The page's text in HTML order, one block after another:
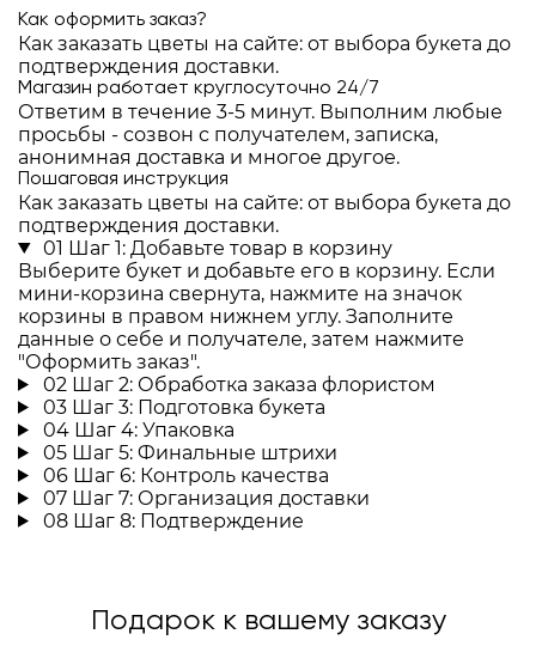
Как оформить заказ?
Как заказать цветы на сайте: от выбора букета до
подтверждения доставки.
Магазин работает круглосуточно 24/7
Ответим в течение 3-5 минут. Выполним любые
просьбы - созвон с получателем, записка,
анонимная доставка и многое другое.
Пошаговая инструкция
Как заказать цветы на сайте: от выбора букета до
подтверждения доставки.
01 Шаг 1: Добавьте товар в корзину
Выберите букет и добавьте его в корзину. Если
мини-корзина свернута, нажмите на значок
корзины в правом нижнем углу. Заполните
данные о себе и получателе, затем нажмите
"Оформить заказ".
02 Шаг 2: Обработка заказа флористом
03 Шаг 3: Подготовка букета
04 Шаг 4: Упаковка
05 Шаг 5: Финальные штрихи
06 Шаг 6: Контроль качества
07 Шаг 7: Организация доставки
08 Шаг 8: Подтверждение
Подарок к вашему заказу